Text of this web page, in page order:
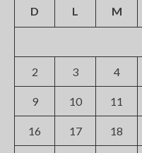
D L M
2 3 4
9 10 11
16 17 18